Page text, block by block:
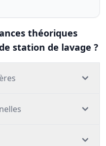
théoriques
station de lavage ?